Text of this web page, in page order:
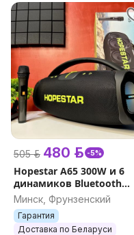
505 р. 480 р. -5%
Hopestar A65 300W и 6
динамиков Bluetooth
портативная
музыкальная колонка с
микрофоном убийца JBL
Минск, Фрунзенский
Гарантия
Доставка по Беларуси